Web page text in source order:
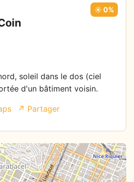
☀️ 0%
soleil dans le dos (ciel
d'un bâtiment voisin.
↗ Partager